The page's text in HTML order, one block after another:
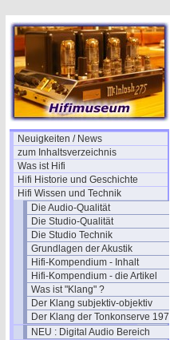
Neuigkeiten / News
zum Inhaltsverzeichnis
Was ist Hifi
Hifi Historie und Geschichte
Hifi Wissen und Technik
Die Audio-Qualität
Die Studio-Qualität
Die Studio Technik
Grundlagen der Akustik
Hifi-Kompendium - Inhalt
Hifi-Kompendium - die Artikel
Was ist "Klang" ?
Der Klang subjektiv-objektiv
Der Klang der Tonkonserve 1979
NEU : Digital Audio Bereich